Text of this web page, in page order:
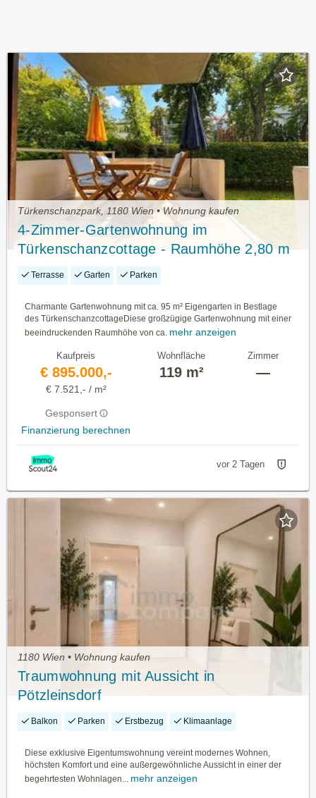
Türkenschanzpark, 1180 Wien • Wohnung kaufen
4-Zimmer-Gartenwohnung im
Türkenschanzcottage - Raumhöhe 2,80 m
Terrasse Garten Parken
Charmante Gartenwohnung mit ca. 95 m² Eigengarten in Bestlage
des TürkenschanzcottageDiese großzügige Gartenwohnung mit einer
beeindruckenden Raumhöhe von ca. mehr anzeigen
Kaufpreis
€ 895.000,-
€ 7.521,- / m²
Gesponsert
Finanzierung berechnen
Wohnfläche
119 m²
Zimmer
—
vor 2 Tagen
1180 Wien • Wohnung kaufen
Traumwohnung mit Aussicht in
Pötzleinsdorf
Balkon Parken Erstbezug Klimaanlage
Diese exklusive Eigentumswohnung vereint modernes Wohnen,
höchsten Komfort und eine außergewöhnliche Aussicht in einer der
begehrtesten Wohnlagen...
mehr anzeigen